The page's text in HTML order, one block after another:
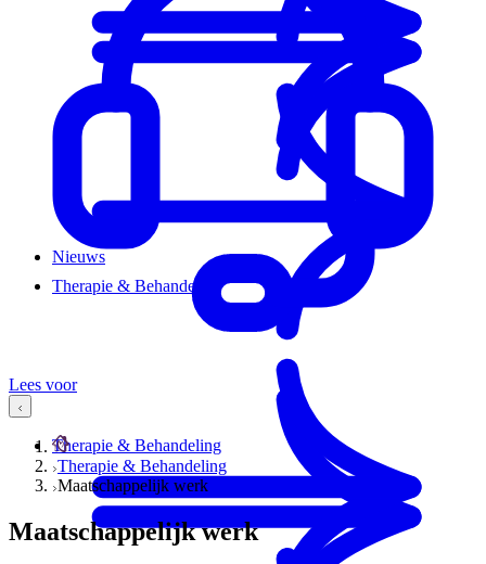
Therapie & Behandeling
Therapie & Behandeling
Nieuws
Lees voor
Therapie & Behandeling
Maatschappelijk werk
Maatschappelijk werk